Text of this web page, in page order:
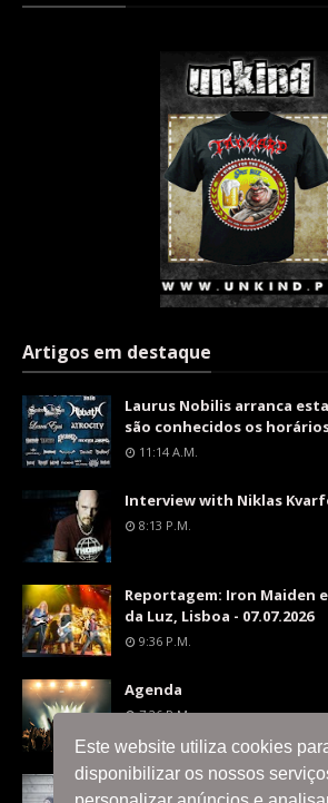
Este website utiliza cookies
disponibilizar os nossos
Artigos em destaque
Laurus Nobilis arranca
são conhecidos os
11:14 A.m.
Interview with Niklas
8:13 P.m.
Reportagem: Iron Maiden
da Luz, Lisboa - 07.07.2026
9:36 P.m.
Agenda
7:26 P.m.
Interview with Silent Skies